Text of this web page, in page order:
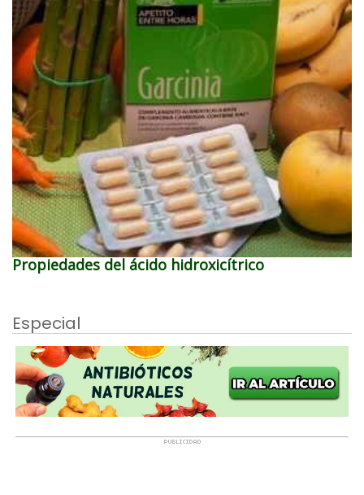
Propiedades del ácido hidroxicítrico
Especial